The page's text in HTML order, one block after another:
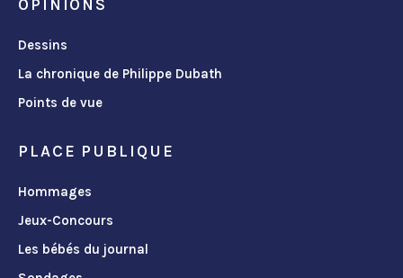
OPINIONS
Dessins
La chronique de Philippe Dubath
Points de vue
PLACE PUBLIQUE
Hommages
Jeux-Concours
Les bébés du journal